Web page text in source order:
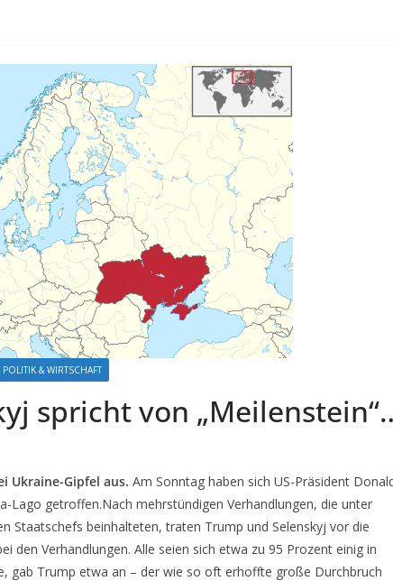
POLITIK & WIRTSCHAFT
spricht von
Ukraine-Gipfel aus. Am Sonntag haben sich US-Präsident
Lago getroffen.Nach mehrstündigen Verhandlungen, die unter
Staatschefs beinhalteten, traten Trump und Selenskyj vor die
den Verhandlungen. Alle seien sich etwa zu 95 Prozent einig in
gab Trump etwa an – der wie so oft erhoffte große Durchbruch